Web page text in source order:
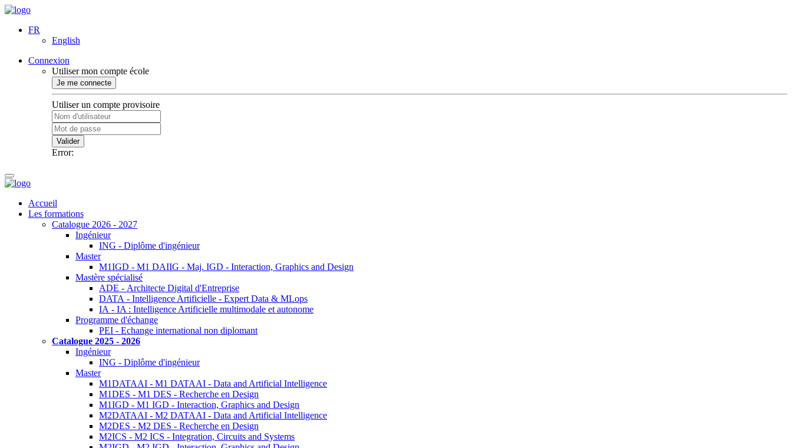
FR
English
Connexion
Utiliser mon compte école
Je me connecte
Utiliser un compte provisoire
Valider
Error:
Accueil
Les formations
Catalogue 2026 - 2027
Ingénieur
ING - Diplôme d'ingénieur
Master
M1IGD - M1 DAIIG - Maj. IGD - Interaction, Graphics and Design
Mastère spécialisé
ADE - Architecte Digital d'Entreprise
DATA - Intelligence Artificielle - Expert Data & MLops
IA - IA : Intelligence Artificielle multimodale et autonome
Programme d'échange
PEI - Echange international non diplomant
Catalogue 2025 - 2026
Ingénieur
ING - Diplôme d'ingénieur
Master
M1DATAAI - M1 DATAAI - Data and Artificial Intelligence
M1DES - M1 DES - Recherche en Design
M1IGD - M1 IGD - Interaction, Graphics and Design
M2DATAAI - M2 DATAAI - Data and Artificial Intelligence
M2DES - M2 DES - Recherche en Design
M2ICS - M2 ICS - Integration, Circuits and Systems